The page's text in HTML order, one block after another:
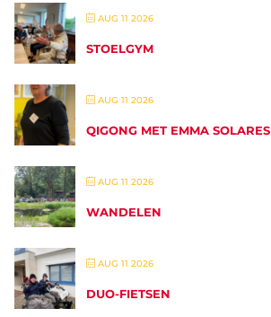
AUG 11 2026
STOELGYM
AUG 11 2026
QIGONG MET EMMA SOLARES
AUG 11 2026
WANDELEN
AUG 11 2026
DUO-FIETSEN